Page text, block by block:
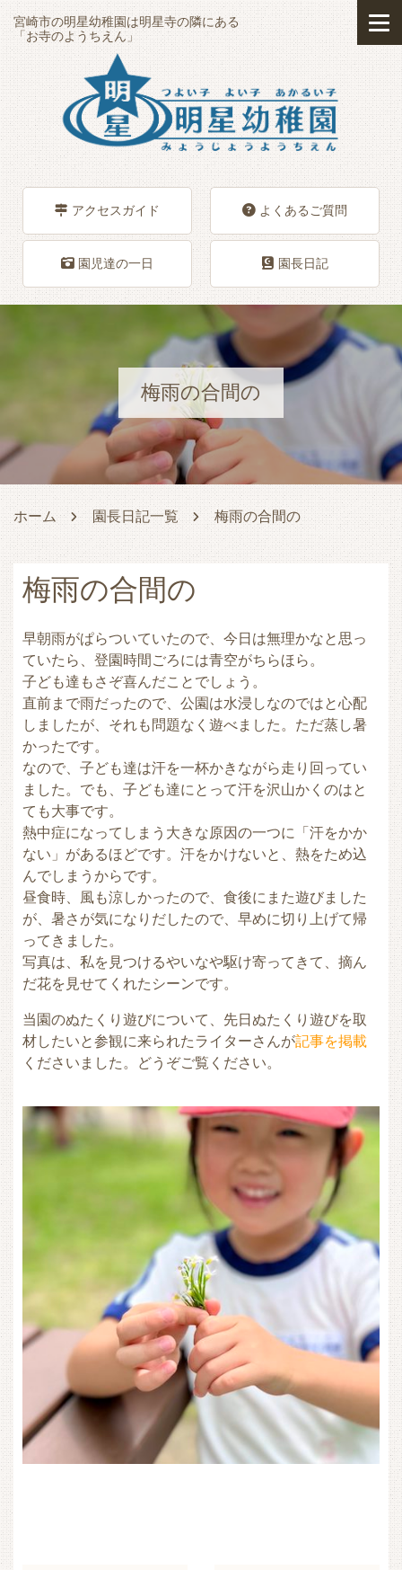
宮崎市の明星幼稚園は明星寺の隣にある
「お寺のようちえん」
アクセスガイド よくあるご質問
園児達の一日 園長日記
梅雨の合間の
ホーム 園長日記一覧 梅雨の合間の
梅雨の合間の
早朝雨がぱらついていたので、今日は無理かなと思っ
ていたら、登園時間ごろには青空がちらほら。
子ども達もさぞ喜んだことでしょう。
直前まで雨だったので、公園は水浸しなのではと心配
しましたが、それも問題なく遊べました。ただ蒸し暑
かったです。
なので、子ども達は汗を一杯かきながら走り回ってい
ました。でも、子ども達にとって汗を沢山かくのはと
ても大事です。
熱中症になってしまう大きな原因の一つに「汗をかか
ない」があるほどです。汗をかけないと、熱をため込
んでしまうからです。
昼食時、風も涼しかったので、食後にまた遊びました
が、暑さが気になりだしたので、早めに切り上げて帰
ってきました。
写真は、私を見つけるやいなや駆け寄ってきて、摘ん
だ花を見せてくれたシーンです。
当園のぬたくり遊びについて、先日ぬたくり遊びを取
材したいと参観に来られたライターさんが記事を掲載
くださいました。どうぞご覧ください。